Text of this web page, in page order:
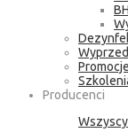
Promocje
Producenci